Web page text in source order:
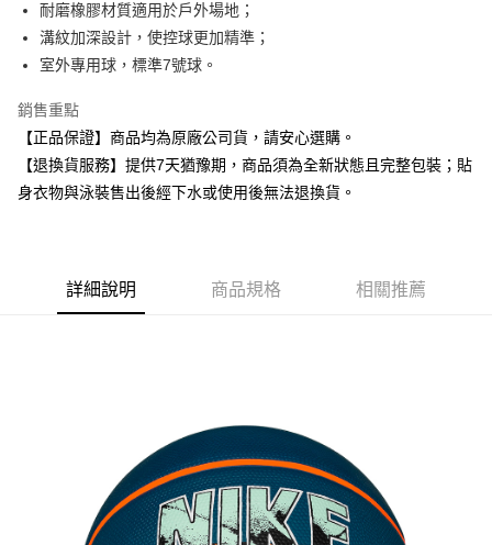
運送方式
全家取貨付款
每筆NT$80，滿NT$599(含以上)免運費
7-11取貨付款
每筆NT$80，滿NT$599(含以上)免運費
耐磨橡膠材質適用於戶外場地；
溝紋加深設計，使控球更加精準；
室外專用球，標準7號球。
銷售重點
【正品保證】商品均為原廠公司貨，請安心選購。
【退換貨服務】提供7天猶豫期，商品須為全新狀態且完整包裝；貼
身衣物與泳裝售出後經下水或使用後無法退換貨。
詳細說明 商品規格 相關推薦